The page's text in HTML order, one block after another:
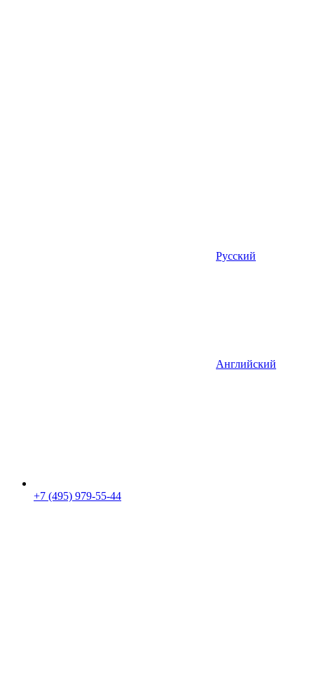
Русский
Английский
+7 (495) 979-55-44